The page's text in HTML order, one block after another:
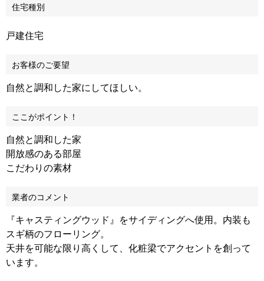
住宅種別
戸建住宅
お客様のご要望
自然と調和した家にしてほしい。
ここがポイント！
自然と調和した家
開放感のある部屋
こだわりの素材
業者のコメント
『キャスティングウッド』をサイディングへ使用。内装も
スギ柄のフローリング。
天井を可能な限り高くして、化粧梁でアクセントを創って
います。